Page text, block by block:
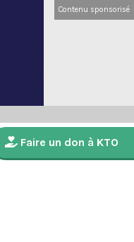
Contenu sponsorisé
Faire un don à KTO